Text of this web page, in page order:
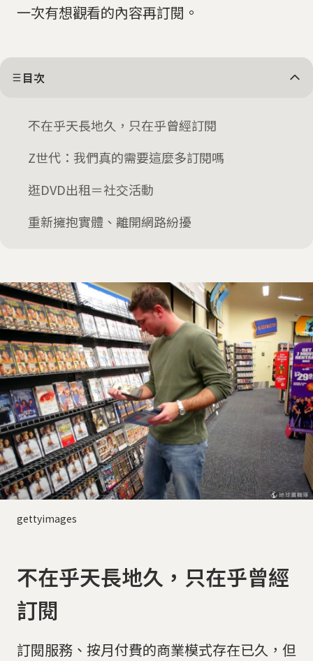
一次有想觀看的內容再訂閱。
目次
不在乎天長地久，只在乎曾經訂閱
Z世代：我們真的需要這麼多訂閱嗎
逛DVD出租＝社交活動
重新擁抱實體、離開網路紛擾
gettyimages
不在乎天長地久，只在乎曾經
訂閱
訂閱服務、按月付費的商業模式存在已久，但